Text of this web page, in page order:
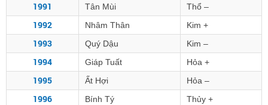
1991 Tân Mùi Thổ –
1992 Nhâm Thân Kim +
1993 Quý Dậu Kim –
1994 Giáp Tuất Hỏa +
1995 Ất Hợi Hỏa –
1996 Bính Tý Thủy +